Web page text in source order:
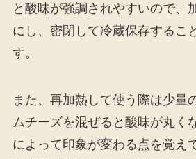
と酸味が強調されやすいので、
にし、密閉して冷蔵保存するこ
す。
また、再加熱して使う際は少量
ムチーズを混ぜると酸味が丸く
によって印象が変わる点を覚え